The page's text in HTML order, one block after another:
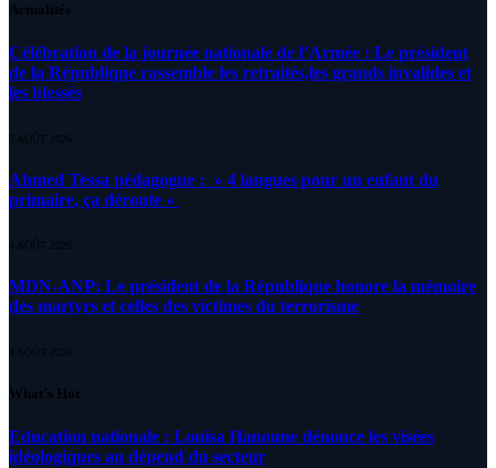
Actualités
Célébration de la journée nationale de l’Armée : Le président
de la République rassemble les retraités,les grands invalides et
les blessés
5 AOÛT 2026
Ahmed Tessa pédagogue : » 4 langues pour un enfant du
primaire, ça déroute «
4 AOÛT 2026
MDN-ANP: Le président de la République honore la mémoire
des martyrs et celles des victimes du terrorisme
4 AOÛT 2026
What's Hot
Education nationale : Louisa Hanoune dénonce les visées
idéologiques au dépend du secteur